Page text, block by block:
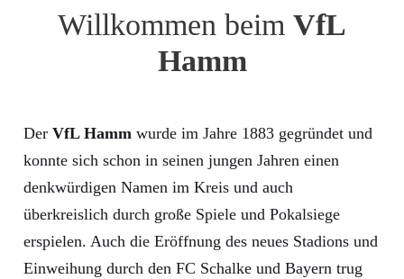
Willkommen beim VfL
Hamm
Der VfL Hamm wurde im Jahre 1883 gegründet und
konnte sich schon in seinen jungen Jahren einen
denkwürdigen Namen im Kreis und auch
überkreislich durch große Spiele und Pokalsiege
erspielen. Auch die Eröffnung des neues Stadions und
Einweihung durch den FC Schalke und Bayern trug